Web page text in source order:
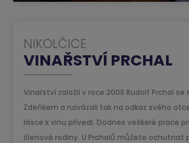
NIKOLČICE
VINAŘSTVÍ PRCHAL
Vinařství založil v roce 2008 Rudolf Prchal
Zdeňkem a navázali tak na odkaz svého
lásce k vínu přivedl. Dodnes veškeré práce
členové rodiny. U Prchalů můžete ochutnat